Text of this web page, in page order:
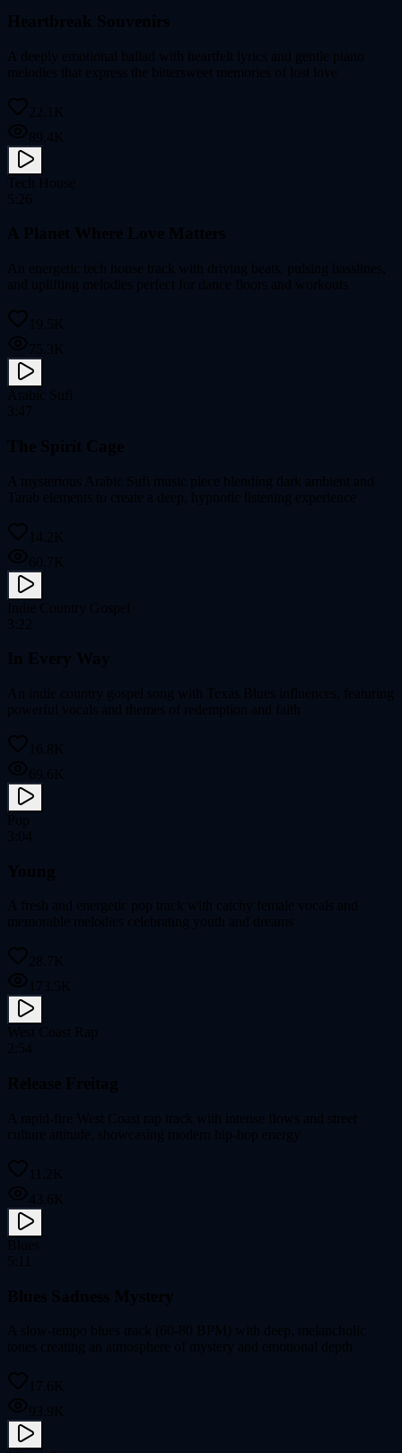
Heartbreak Souvenirs
A deeply emotional ballad with heartfelt lyrics and gentle piano
melodies that express the bittersweet memories of lost love
22.1K
89.4K
Tech House
5:26
A Planet Where Love Matters
An energetic tech house track with driving beats, pulsing basslines,
and uplifting melodies perfect for dance floors and workouts
19.5K
75.3K
Arabic Sufi
3:47
The Spirit Cage
A mysterious Arabic Sufi music piece blending dark ambient and
Tarab elements to create a deep, hypnotic listening experience
14.2K
60.7K
Indie Country Gospel
3:22
In Every Way
An indie country gospel song with Texas Blues influences, featuring
powerful vocals and themes of redemption and faith
16.8K
69.6K
Pop
3:04
Young
A fresh and energetic pop track with catchy female vocals and
memorable melodies celebrating youth and dreams
28.7K
173.5K
West Coast Rap
2:54
Release Freitag
A rapid-fire West Coast rap track with intense flows and street
culture attitude, showcasing modern hip-hop energy
11.2K
43.6K
Blues
5:11
Blues Sadness Mystery
A slow-tempo blues track (60-80 BPM) with deep, melancholic
tones creating an atmosphere of mystery and emotional depth
17.6K
93.9K